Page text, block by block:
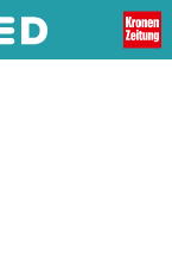
Schließen